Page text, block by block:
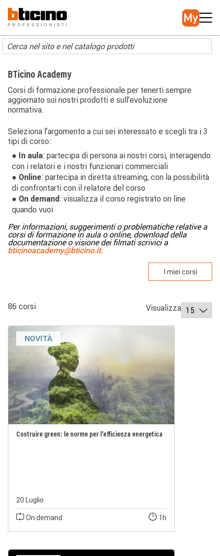
contenuto
principale
Main
navigation
BTicino Academy
Corsi di formazione professionale per tenerti sempre
aggiornato sui nostri prodotti e sull’evoluzione
normativa.
Seleziona l’argomento a cui sei interessato e scegli tra i 3
tipi di corso:
● In aula: partecipa di persona ai nostri corsi, interagendo
con i relatori e i nostri funzionari commerciali
● Online: partecipa in diretta streaming, con la possibilità
di confrontarti con il relatore del corso
● On demand: visualizza il corso registrato on line
quando vuoi
Per informazioni, suggerimenti o problematiche relative a
corsi di formazione in aula o online, download della
documentazione o visione dei filmati scrivici a
bticinoacademy@bticino.it.
I miei corsi
86 corsi Visualizza
NOVITÀ
Costruire green: le norme per l'efficienza energetica
20 Luglio
On demand
1h